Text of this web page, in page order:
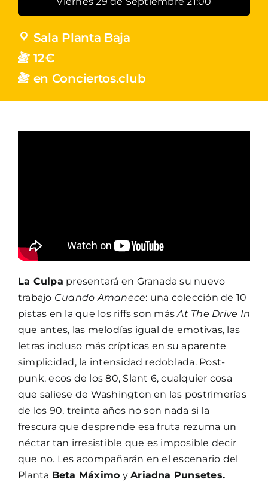
Sala Planta Baja
12€
en Conciertos.club
La Culpa presentará en Granada su nuevo
trabajo Cuando Amanece: una colección de 10
pistas en la que los riffs son másAt The Drive In
que antes, las melodías igual de emotivas, las
letras incluso más crípticas en su aparente
simplicidad, la intensidad redoblada. Post-
punk, ecos de los 80, Slant 6, cualquier cosa
que saliese de Washington en las postrimerías
de los 90, treinta años no son nada si la
frescura que desprende esa fruta rezuma un
néctar tan irresistible que es imposible decir
que no. Les acompañarán en el escenario del
Planta Beta Máximo yAriadna Punsetes.